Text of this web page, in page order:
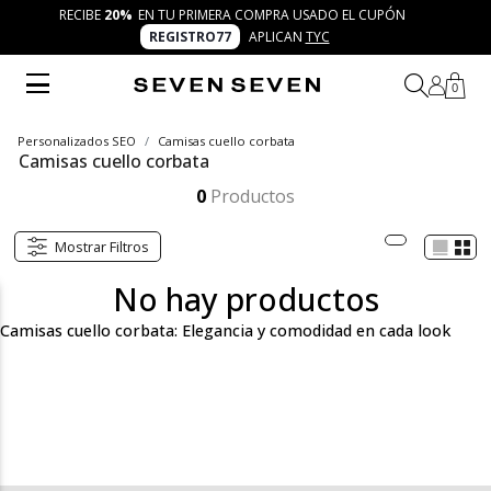
RECIBE 20% EN TU PRIMERA COMPRA USADO EL CUPÓN
REGISTRO77
APLICAN TYC
0
Personalizados SEO Camisas cuello corbata
Camisas cuello corbata
0 Productos
Mostrar Filtros
No hay productos
Camisas cuello corbata: Elegancia y comodidad en cada look
atuendo. Desde el cuello estructurado que eleva tu look hasta su